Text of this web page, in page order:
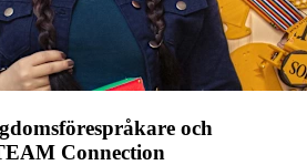
och
Connection